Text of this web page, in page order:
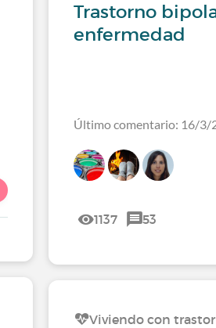
Trastorno
enfermedad
Último comentario: 16/3/
1137 53
Viviendo con